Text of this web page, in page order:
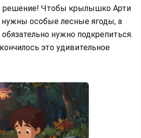
решение! Чтобы крылышко Арти
особые лесные ягоды, а
обязательно нужно подкрепиться.
это удивительное